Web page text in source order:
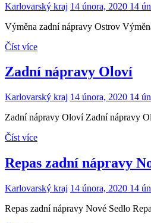
Karlovarský kraj 14 února, 2020 14
Výměna zadní nápravy Ostrov
Číst více
Zadní nápravy Oloví
Karlovarský kraj 14 února, 2020 14
Zadní nápravy Oloví Zadní nápravy
Číst více
Repas zadní nápravy
Karlovarský kraj 14 února, 2020 14
Repas zadní nápravy Nové Sedlo